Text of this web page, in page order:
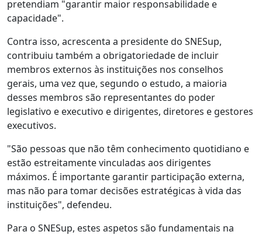
pretendiam "garantir maior responsabilidade e
capacidade".
Contra isso, acrescenta a presidente do SNESup,
contribuiu também a obrigatoriedade de incluir
membros externos às instituições nos conselhos
gerais, uma vez que, segundo o estudo, a maioria
desses membros são representantes do poder
legislativo e executivo e dirigentes, diretores e gestores
executivos.
"São pessoas que não têm conhecimento quotidiano e
estão estreitamente vinculadas aos dirigentes
máximos. É importante garantir participação externa,
mas não para tomar decisões estratégicas à vida das
instituições", defendeu.
Para o SNESup, estes aspetos são fundamentais na